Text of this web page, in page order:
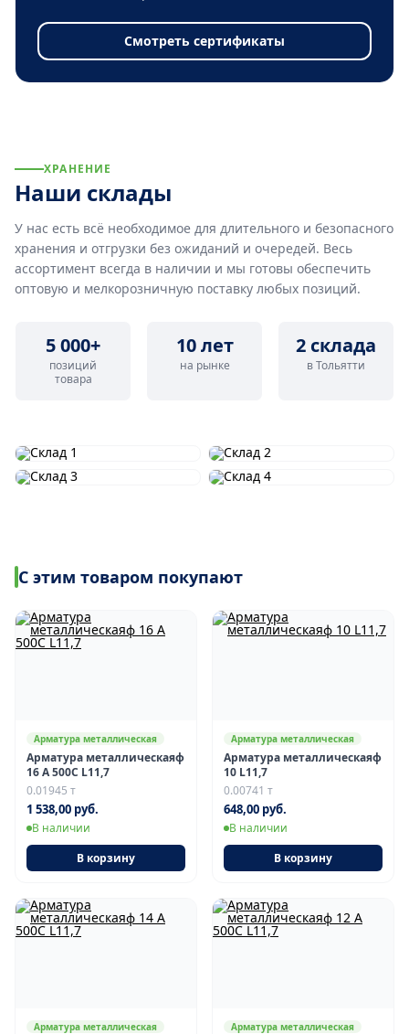
Смотреть сертификаты
ХРАНЕНИЕ
Наши склады
У нас есть всё необходимое для длительного и безопасного
хранения и отгрузки без ожиданий и очередей. Весь
ассортимент всегда в наличии и мы готовы обеспечить
оптовую и мелкорозничную поставку любых позиций.
5 000+
позиций
товара
10 лет
на рынке
2 склада
в Тольятти
С этим товаром покупают
Арматура металлическая
Арматура металлическаяф
16 А 500С L11,7
0.01945 т
1 538,00 руб.
В наличии
В корзину
Арматура металлическая
Арматура металлическаяф
10 L11,7
0.00741 т
648,00 руб.
В наличии
В корзину
Арматура металлическая Арматура металлическая